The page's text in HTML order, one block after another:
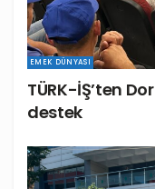
EMEK DÜNYASI
TÜRK-İŞ’ten
destek